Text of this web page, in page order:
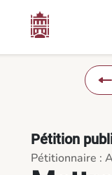
Mettre à jour les
Pétition
Pétitionnaire :